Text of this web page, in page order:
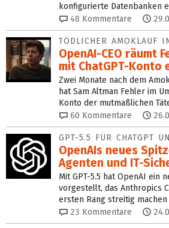
konfigurierte Datenbanken
48 Kommentare
TÖDLICHER AMOKLAUF
OpenAI-CEO räumt
mit ChatGPT-Konto
Zwei Monate nach dem
hat Sam Altman Fehler im
Konto der mutmaßlichen
60 Kommentare
GPT-5.5 FÜR CHATGPT
OpenAIs neues
Agenten und IT-
Mit GPT-5.5 hat OpenAI ein
vorgestellt, das Anthropics
ersten Rang streitig machen
23 Kommentare